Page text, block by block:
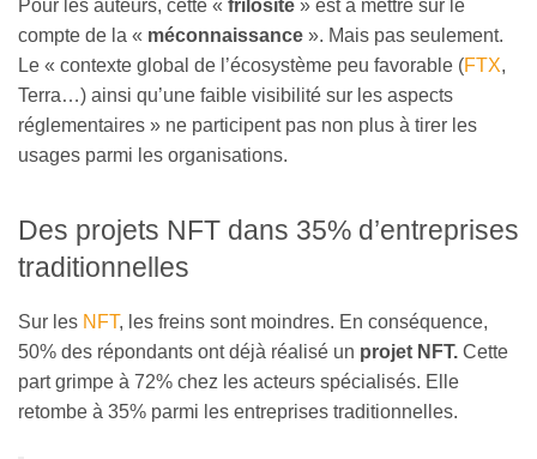
Pour les auteurs, cette « frilosité » est à mettre sur le
compte de la « méconnaissance ». Mais pas seulement.
Le « contexte global de l’écosystème peu favorable (FTX,
Terra…) ainsi qu’une faible visibilité sur les aspects
réglementaires » ne participent pas non plus à tirer les
usages parmi les organisations.
Des projets NFT dans 35% d’entreprises
traditionnelles
Sur les NFT, les freins sont moindres. En conséquence,
50% des répondants ont déjà réalisé un projet NFT. Cette
part grimpe à 72% chez les acteurs spécialisés. Elle
retombe à 35% parmi les entreprises traditionnelles.